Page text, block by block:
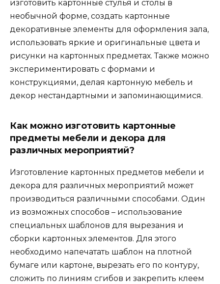
изготовить картонные стулья и столы в
необычной форме, создать картонные
декоративные элементы для оформления зала,
использовать яркие и оригинальные цвета и
рисунки на картонных предметах. Также можно
экспериментировать с формами и
конструкциями, делая картонную мебель и
декор нестандартными и запоминающимися.
Как можно изготовить картонные
предметы мебели и декора для
различных мероприятий?
Изготовление картонных предметов мебели и
декора для различных мероприятий может
производиться различными способами. Один
из возможных способов – использование
специальных шаблонов для вырезания и
сборки картонных элементов. Для этого
необходимо напечатать шаблон на плотной
бумаге или картоне, вырезать его по контуру,
сложить по линиям сгибов и закрепить клеем